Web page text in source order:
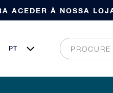
ACEDER À NOSSA